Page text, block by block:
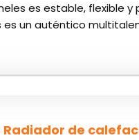
es estable, flexible y
es un auténtico
Radiador de